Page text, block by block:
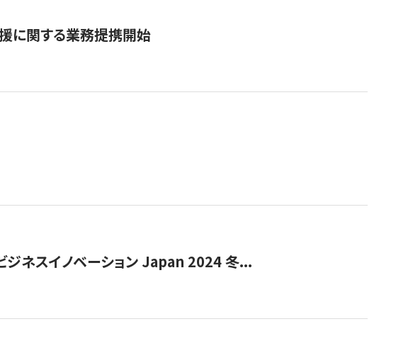
に関する業務提携開始
ジネスイノベーション Japan 2024 冬...